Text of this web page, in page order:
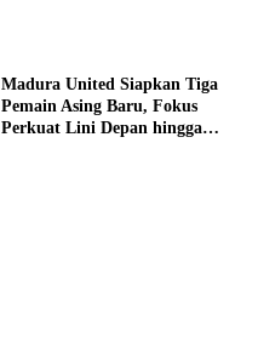
Madura United Siapkan Tiga
Pemain Asing Baru, Fokus
Perkuat Lini Depan hingga